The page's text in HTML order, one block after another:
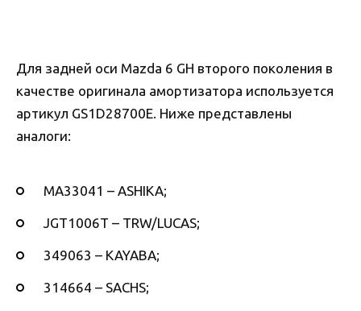
Для задней оси Mazda 6 GH второго поколения в
качестве оригинала амортизатора используется
артикул GS1D28700E. Ниже представлены
аналоги:
MA33041 – ASHIKA;
JGT1006T – TRW/LUCAS;
349063 – KAYABA;
314664 – SACHS;